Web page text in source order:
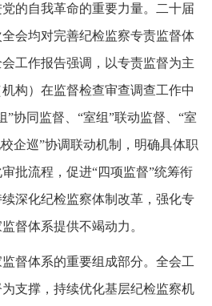
的自我革命的重要力量。二十届
会均对完善纪检监察专责监督体
工作报告强调，以专责监督为主
构）在监督检查审查调查工作中
”协同监督、“室组”联动监督、“室
企巡”协调联动机制，明确具体职
批流程，促进“四项监督”统筹衔
深化纪检监察体制改革，强化专
督体系提供不竭动力。
督体系的重要组成部分。全会工
支撑，持续优化基层纪检监察机